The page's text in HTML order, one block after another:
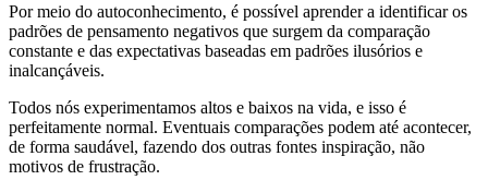
Por meio do autoconhecimento, é possível aprender a identificar os
padrões de pensamento negativos que surgem da comparação
constante e das expectativas baseadas em padrões ilusórios e
inalcançáveis.
Todos nós experimentamos altos e baixos na vida, e isso é
perfeitamente normal. Eventuais comparações podem até acontecer,
de forma saudável, fazendo dos outras fontes inspiração, não
motivos de frustração.